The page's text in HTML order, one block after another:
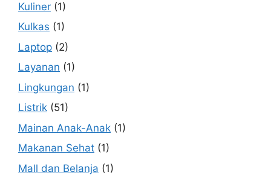
Kuliner (1)
Kulkas (1)
Laptop (2)
Layanan (1)
Lingkungan (1)
Listrik (51)
Mainan Anak-Anak (1)
Makanan Sehat (1)
Mall dan Belanja (1)